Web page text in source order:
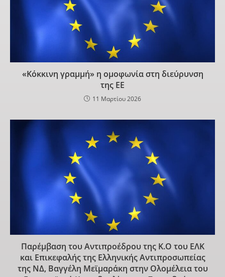
«Κόκκινη γραμμή» η ομοφωνία στη διεύρυνση
της ΕΕ
11 Μαρτίου 2026
Παρέμβαση του Αντιπροέδρου της Κ.Ο του ΕΛΚ
και Επικεφαλής της Ελληνικής Αντιπροσωπείας
της ΝΔ, Βαγγέλη Μεϊμαράκη στην Ολομέλεια του